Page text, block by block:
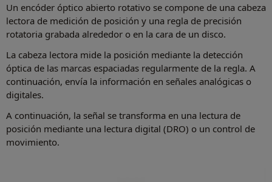
Un encóder óptico abierto rotativo se compone de una cabeza
lectora de medición de posición y una regla de precisión
rotatoria grabada alrededor o en la cara de un disco.
La cabeza lectora mide la posición mediante la detección
óptica de las marcas espaciadas regularmente de la regla. A
continuación, envía la información en señales analógicas o
digitales.
A continuación, la señal se transforma en una lectura de
posición mediante una lectura digital (DRO) o un control de
movimiento.